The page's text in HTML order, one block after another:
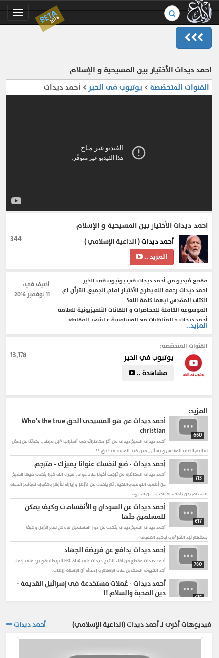
BETA
2016
بحث
في
الموسوعة..
احمد ديدات الأختيار بين المسيحية و الإسلام
القنوات المتخصّصة > يوتيوب في الخير > أحمد ديدات
احمد ديدات الأختيار بين المسيحية و الإسلام
344 أحمد ديدات( الداعية الإسلامي )
المزيد ..
أضيف في:
11 نوفمبر 2016
مقطع فيديو من أحمد ديدات في يوتيوب في الخير
احمد ديدات رحمه الله يطرح الأختيار امام الجميع, القرأن ام
الكتاب المقدس ايهما كلمة الله؟
الموسوعة الكاملة للمحاضرات و اللقائات التلفيزيونية للعلامة
أحمد ديدات و المناظرات مع القساوسة و اشهر المقاطع
للشيخ احمد ديدات الموسوعة الكاملة
#الجانب_الشخصي#personality
#مجلة_الثقافة_و_تنمية_الفرد#يوتيوب_في_الخير
#الدين_الاسلامى
المزيد..
القنوات المتخصّصة:
13,178
يوتيوب في الخير
مشاهدة ..
المزيد:
660
أحمد ديدات من هو المسيحى الحق Who's the true
christian
أحمد ديدات الشيخ ديدات من أخر محاضراته فى أستراليا قبل مرضه ,, يحدثنا عن بعض
تعاليم الكتاب المقدس و يسأل ,, مين فينا المسيحى الحق ؟؟
713
أحمد ديدات - ضع لنفسك عنوانا يميزك - مترجم
أحمد ديدات المحاضرة من ترجمه أخونا على عواد , فجزاه الله خيرا يتحدث فيها الشيخ
عن أهميه الكوفية واللحية , ثم يتحدث عن الأزهر وزيارته للأزهر وحضوره لمؤتمر الدعاة
الذى لم يكن ينقصه الا الحديث عن الدعوة
617
أحمد ديدات عن السودان و الأنقسامات وكيف يمكن
للمسلمين حلّها
أحمد ديدات الشيخ ديدات يتحدث عن دور المسلمين فى كل بقاع الأرض و كيف
يمكنهم نبذ التفرقة و توحيد الصفوف
780
أحمد ديدات يدافع عن فريضة الجهاد
أحمد ديدات
مقطع من لقاء الشيخ ديدات على قناة BBC البريطانية و يرد على إدعاء
أحد الضيوف الملحدين على الإسلام و إدعائه أن الإسلام إرهاب.
615
أحمد ديدات - عُملات مستخدمة فى إسرائيل القديمة -
دين المحبة والسلام !!
645 أحمد ديدات
أحمد ديدات
فيديوهات أخرى لـ أحمد ديدات (الداعية الإسلامي) أحمد ديدات